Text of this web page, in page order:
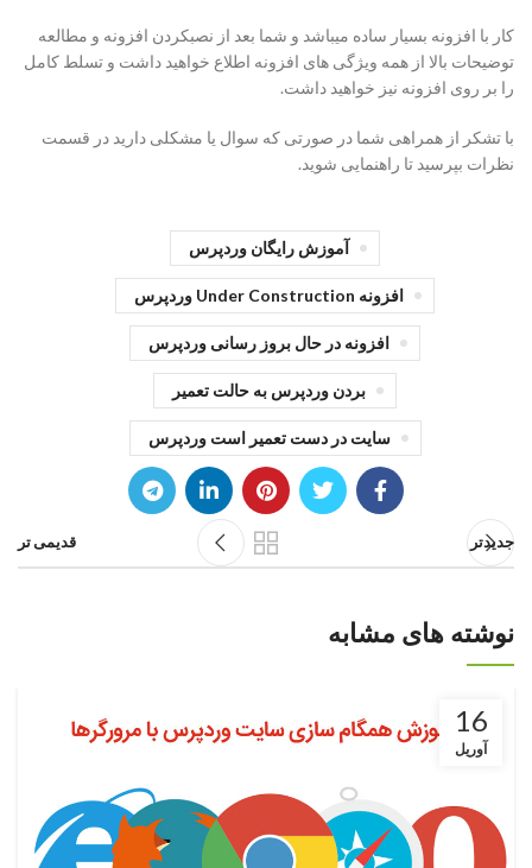
کار با افزونه بسیار ساده میباشد و شما بعد از نصبکردن افزونه و مطالعه
توضیحات بالا از همه ویژگی های افزونه اطلاع خواهید داشت و تسلط کامل
را بر روی افزونه نیز خواهید داشت.
با تشکر از همراهی شما در صورتی که سوال یا مشکلی دارید در قسمت
نظرات بپرسید تا راهنمایی شوید.
آموزش رایگان وردپرس
افزونه Under Construction وردپرس
افزونه در حال بروز رسانی وردپرس
بردن وردپرس به حالت تعمیر
سایت در دست تعمیر است وردپرس
جدیدتر قدیمی تر
نوشته های مشابه
16
آوریل